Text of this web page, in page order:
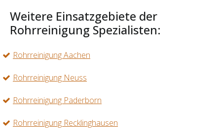
Weitere Einsatzgebiete der
Rohrreinigung Spezialisten:
Rohrreinigung Aachen
Rohrreinigung Neuss
Rohrreinigung Paderborn
Rohrreinigung Recklinghausen